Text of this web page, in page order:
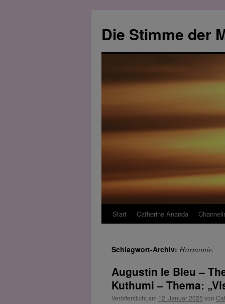
springen
Die Stimme der
Start Catherine Ananda
Schlagwort-Archiv: Harmonie.
Augustin le Bleu –
Kuthumi – Thema:
Veröffentlicht am 12. Januar 2025 von